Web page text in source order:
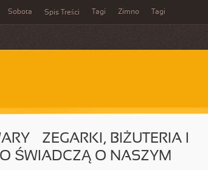
Sobota Spis Treści Tagi Zimno Tagi
– ZEGARKI, BIŻUTERIA I
ŚWIADCZĄ O NASZYM